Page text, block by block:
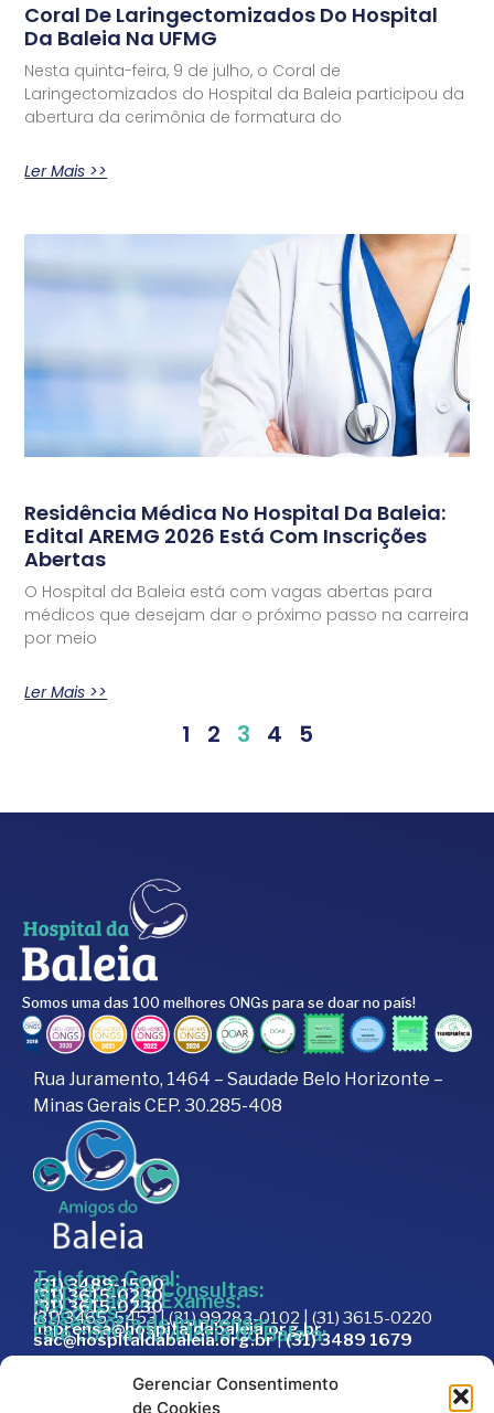
Gerenciar Consentimento
de Cookies
Coral De Laringectomizados Do Hospital
Da Baleia Na UFMG
Nesta quinta-feira, 9 de julho, o Coral de
Laringectomizados do Hospital da Baleia participou da
abertura da cerimônia de formatura do
Ler Mais >>
Residência Médica No Hospital Da Baleia:
Edital AREMG 2026 Está Com Inscrições
Abertas
O Hospital da Baleia está com vagas abertas para
médicos que desejam dar o próximo passo na carreira
por meio
Ler Mais >>
1 2 3 4 5
Somos uma das 100 melhores ONGs para se doar no país!
Rua Juramento, 1464 – Saudade Belo Horizonte –
Minas Gerais CEP. 30.285-408
Telefone Geral:
(31) 3489-1500
Marcação de Consultas:
(31) 3615-0230
Marcação de Exames:
(31) 3615-0230
Doações:
(31) 3465-5453 | (31) 99283-0102 | (31) 3615-0220
Assessoria de Imprensa:
imprensa@hospitaldabaleia.org.br
Fale com a Ouvidoria do Baleia:
sac@hospitaldabaleia.org.br|(31) 3489 1679
Trabalhe Conosco